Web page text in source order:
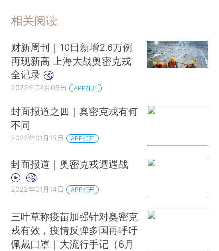
相关阅读
财新周刊｜10日新增2.6万例
再现新高 上海大战奥密克戎
全记录
2022年04月09日 APP打开
封面报道之四｜奥密克戎有何
不同
2022年01月15日 APP打开
封面报道｜奥密克戎遭遇战
2022年01月14日 APP打开
三叶草称疫苗加强针对奥密克
戎有效，疫情反弹多国再呼吁
佩戴口罩｜大流行手记（6月